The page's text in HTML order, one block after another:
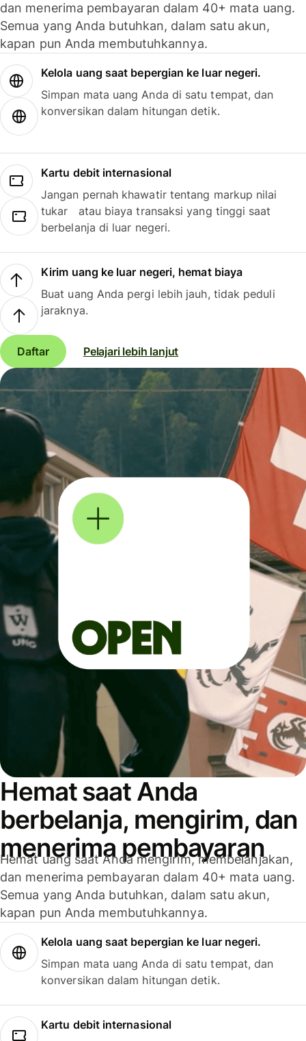
dan menerima pembayaran dalam 40+ mata uang.
Semua yang Anda butuhkan, dalam satu akun,
kapan pun Anda membutuhkannya.
Kelola uang saat bepergian ke luar negeri.
Simpan mata uang Anda di satu tempat, dan
konversikan dalam hitungan detik.
Kartu debit internasional
Jangan pernah khawatir tentang markup nilai
tukar atau biaya transaksi yang tinggi saat
berbelanja di luar negeri.
Kirim uang ke luar negeri, hemat biaya
Buat uang Anda pergi lebih jauh, tidak peduli
jaraknya.
Daftar Pelajari lebih lanjut
Hemat saat Anda
berbelanja, mengirim, dan
menerima pembayaran
Hemat uang saat Anda mengirim, membelanjakan,
dan menerima pembayaran dalam 40+ mata uang.
Semua yang Anda butuhkan, dalam satu akun,
kapan pun Anda membutuhkannya.
Kelola uang saat bepergian ke luar negeri.
Simpan mata uang Anda di satu tempat, dan
konversikan dalam hitungan detik.
Kartu debit internasional